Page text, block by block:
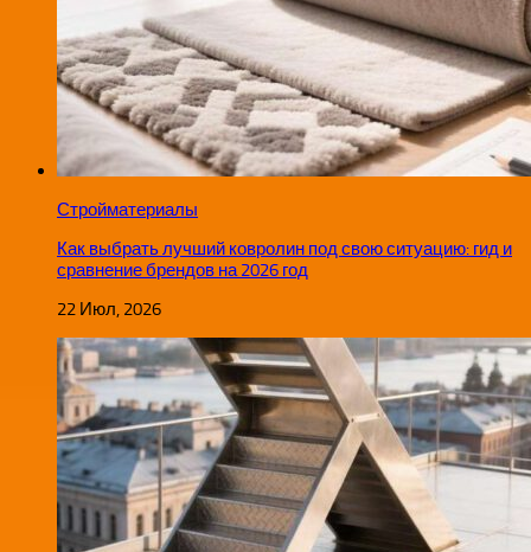
Стройматериалы
Как выбрать лучший ковролин под свою ситуацию: гид и
сравнение брендов на 2026 год
22 Июл, 2026